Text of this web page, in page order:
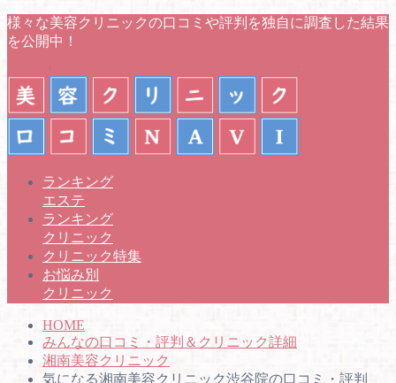
様々な美容クリニックの口コミや評判を独自に調査した結果
を公開中！
ランキング
エステ
ランキング
クリニック
クリニック特集
お悩み別
クリニック
HOME
みんなの口コミ・評判＆クリニック詳細
湘南美容クリニック
気になる湘南美容クリニック渋谷院の口コミ・評判